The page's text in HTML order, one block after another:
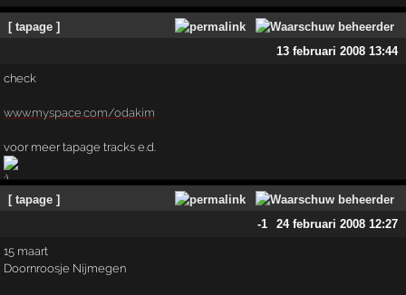
[ tapage ]
13 februari 2008 13:44
check
www.myspace.com/odakim
voor meer tapage tracks e.d.
[ tapage ]
-1
24 februari 2008 12:27
15 maart
Doornroosje Nijmegen